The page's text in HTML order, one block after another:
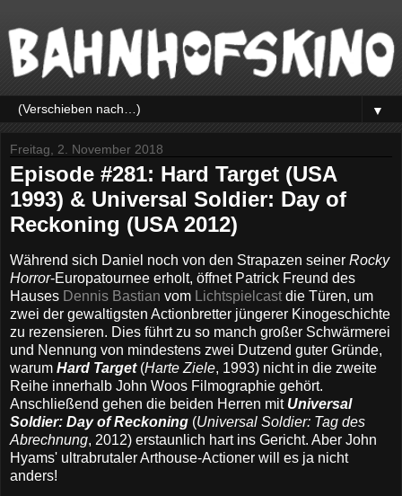
▼
Freitag, 2. November 2018
Episode #281: Hard Target (USA
1993) & Universal Soldier: Day of
Reckoning (USA 2012)
Während sich Daniel noch von den Strapazen seiner Rocky
Horror-Europatournee erholt, öffnet Patrick Freund des
Hauses Dennis Bastian vom Lichtspielcast die Türen, um
zwei der gewaltigsten Actionbretter jüngerer Kinogeschichte
zu rezensieren. Dies führt zu so manch großer Schwärmerei
und Nennung von mindestens zwei Dutzend guter Gründe,
warum Hard Target(Harte Ziele, 1993) nicht in die zweite
Reihe innerhalb John Woos Filmographie gehört.
Anschließend gehen die beiden Herren mit Universal
Soldier: Day of Reckoning (Universal Soldier: Tag des
Abrechnung, 2012) erstaunlich hart ins Gericht. Aber John
Hyams' ultrabrutaler Arthouse-Actioner will es ja nicht
anders!